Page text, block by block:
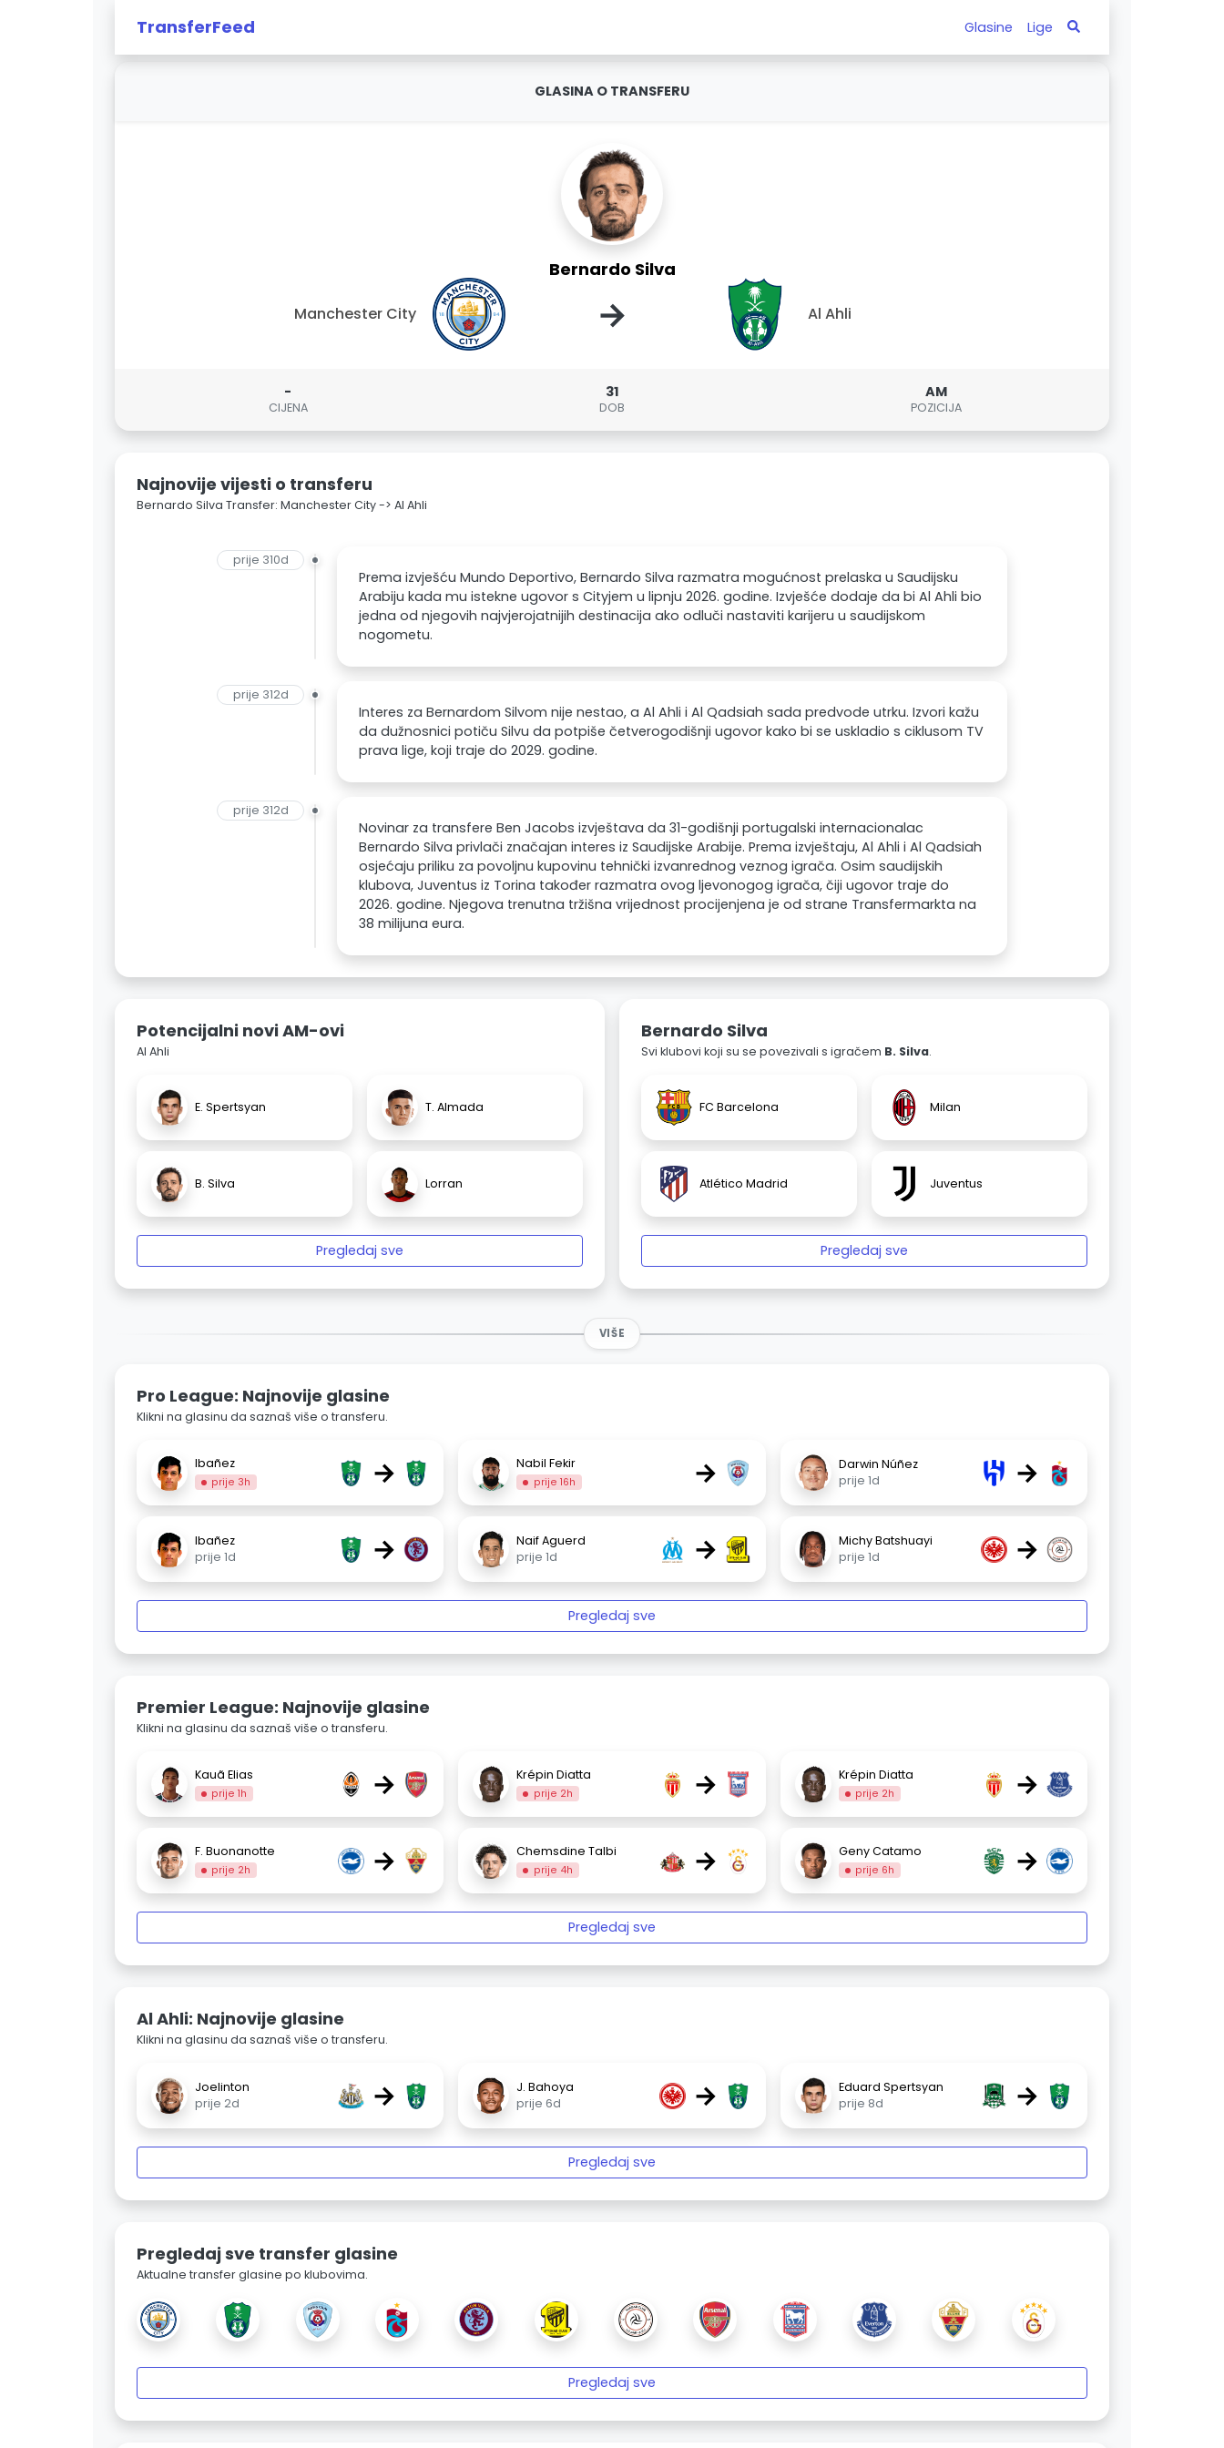
TransferFeed Glasine Lige
GLASINA O TRANSFERU
Bernardo Silva
Manchester City → Al Ahli
-
CIJENA
31
DOB
AM
POZICIJA
Najnovije vijesti o transferu
Bernardo Silva Transfer: Manchester City -> Al Ahli
prije 310d
Prema izvješću Mundo Deportivo, Bernardo Silva razmatra mogućnost prelaska u Saudijsku
Arabiju kada mu istekne ugovor s Cityjem u lipnju 2026. godine. Izvješće dodaje da bi Al Ahli bio
jedna od njegovih najvjerojatnijih destinacija ako odluči nastaviti karijeru u saudijskom
nogometu.
prije 312d
Interes za Bernardom Silvom nije nestao, a Al Ahli i Al Qadsiah sada predvode utrku. Izvori kažu
da dužnosnici potiču Silvu da potpiše četverogodišnji ugovor kako bi se uskladio s ciklusom TV
prava lige, koji traje do 2029. godine.
prije 312d
Novinar za transfere Ben Jacobs izvještava da 31-godišnji portugalski internacionalac
Bernardo Silva privlači značajan interes iz Saudijske Arabije. Prema izvještaju, Al Ahli i Al Qadsiah
osjećaju priliku za povoljnu kupovinu tehnički izvanrednog veznog igrača. Osim saudijskih
klubova, Juventus iz Torina također razmatra ovog ljevonogog igrača, čiji ugovor traje do
2026. godine. Njegova trenutna tržišna vrijednost procijenjena je od strane Transfermarkta na
38 milijuna eura.
Potencijalni novi AM-ovi
Al Ahli
E. Spertsyan T. Almada
B. Silva Lorran
Pregledaj sve
Bernardo Silva
Svi klubovi koji su se povezivali s igračem B. Silva.
FC Barcelona Milan
Atlético Madrid Juventus
Pregledaj sve
VIŠE
Pro League: Najnovije glasine
Klikni na glasinu da saznaš više o transferu.
Ibañez
prije 3h → Nabil Fekir
prije 16h →
Darwin Núñez
prije 1d
→
Ibañez
prije 1d
→
Naif Aguerd
prije 1d
→
Michy Batshuayi
prije 1d
→
Pregledaj sve
Premier League: Najnovije glasine
Klikni na glasinu da saznaš više o transferu.
Kauã Elias
prije 1h → Krépin Diatta
prije 2h → Krépin Diatta
prije 2h →
F. Buonanotte
prije 2h → Chemsdine Talbi
prije 4h → Geny Catamo
prije 6h →
Pregledaj sve
Al Ahli: Najnovije glasine
Klikni na glasinu da saznaš više o transferu.
Joelinton
prije 2d
→
J. Bahoya
prije 6d
→
Eduard Spertsyan
prije 8d
→
Pregledaj sve
Pregledaj sve transfer glasine
Aktualne transfer glasine po klubovima.
Pregledaj sve